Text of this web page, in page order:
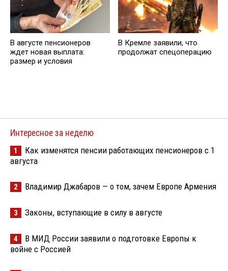
В августе пенсионеров
ждет новая выплата:
размер и условия
В Кремле заявили, что
продолжат спецоперацию
Интересное за неделю
1
Как изменятся пенсии работающих пенсионеров с 1
августа
2 Владимир Джабаров — о том, зачем Европе Армения
3 Законы, вступающие в силу в августе
4
В МИД России заявили о подготовке Европы к
войне с Россией